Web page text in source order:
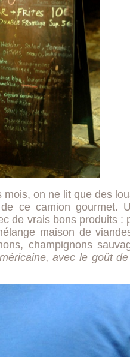
mois, on ne lit que des
ce camion gourmet.
de vrais bons produits :
maison de
champignons
avec le goût